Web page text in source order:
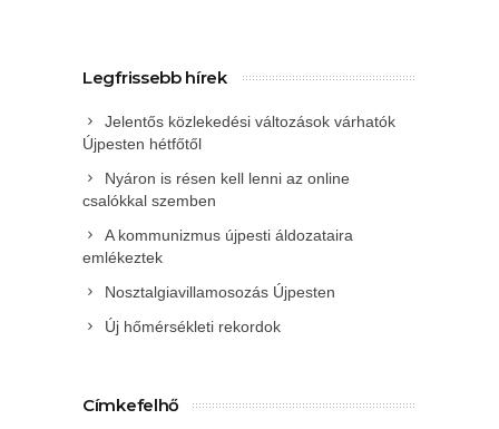
Legfrissebb hírek
Jelentős közlekedési változások várhatók
Újpesten hétfőtől
Nyáron is résen kell lenni az online
csalókkal szemben
A kommunizmus újpesti áldozataira
emlékeztek
Nosztalgiavillamosozás Újpesten
Új hőmérsékleti rekordok
Címkefelhő